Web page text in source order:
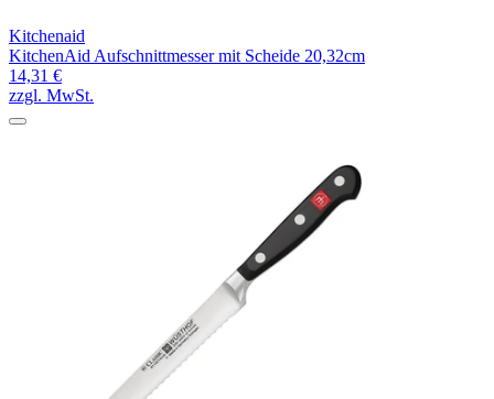
Kitchenaid
KitchenAid Aufschnittmesser mit Scheide 20,32cm
14,31 €
zzgl. MwSt.